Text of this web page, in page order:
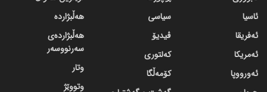
ئاسیا
ئەفریقا
ئەمریکا
ئەورووپا
سیاسی
ڤیدیۆ
کەلتوری
کۆمەڵگا
هەڵبژاردە
هەڵبژاردەی
سەرنووسەر
وتار
وتووێژ